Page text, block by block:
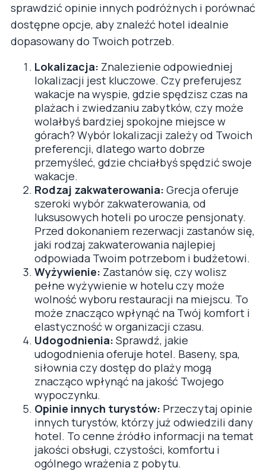
sprawdzić opinie innych podróżnych i porównać
dostępne opcje, aby znaleźć hotel idealnie
dopasowany do Twoich potrzeb.
Lokalizacja: Znalezienie odpowiedniej
lokalizacji jest kluczowe. Czy preferujesz
wakacje na wyspie, gdzie spędzisz czas na
plażach i zwiedzaniu zabytków, czy może
wolałbyś bardziej spokojne miejsce w
górach? Wybór lokalizacji zależy od Twoich
preferencji, dlatego warto dobrze
przemyśleć, gdzie chciałbyś spędzić swoje
wakacje.
Rodzaj zakwaterowania: Grecja oferuje
szeroki wybór zakwaterowania, od
luksusowych hoteli po urocze pensjonaty.
Przed dokonaniem rezerwacji zastanów się,
jaki rodzaj zakwaterowania najlepiej
odpowiada Twoim potrzebom i budżetowi.
Wyżywienie: Zastanów się, czy wolisz
pełne wyżywienie w hotelu czy może
wolność wyboru restauracji na miejscu. To
może znacząco wpłynąć na Twój komfort i
elastyczność w organizacji czasu.
Udogodnienia: Sprawdź, jakie
udogodnienia oferuje hotel. Baseny, spa,
siłownia czy dostęp do plaży mogą
znacząco wpłynąć na jakość Twojego
wypoczynku.
Opinie innych turystów: Przeczytaj opinie
innych turystów, którzy już odwiedzili dany
hotel. To cenne źródło informacji na temat
jakości obsługi, czystości, komfortu i
ogólnego wrażenia z pobytu.